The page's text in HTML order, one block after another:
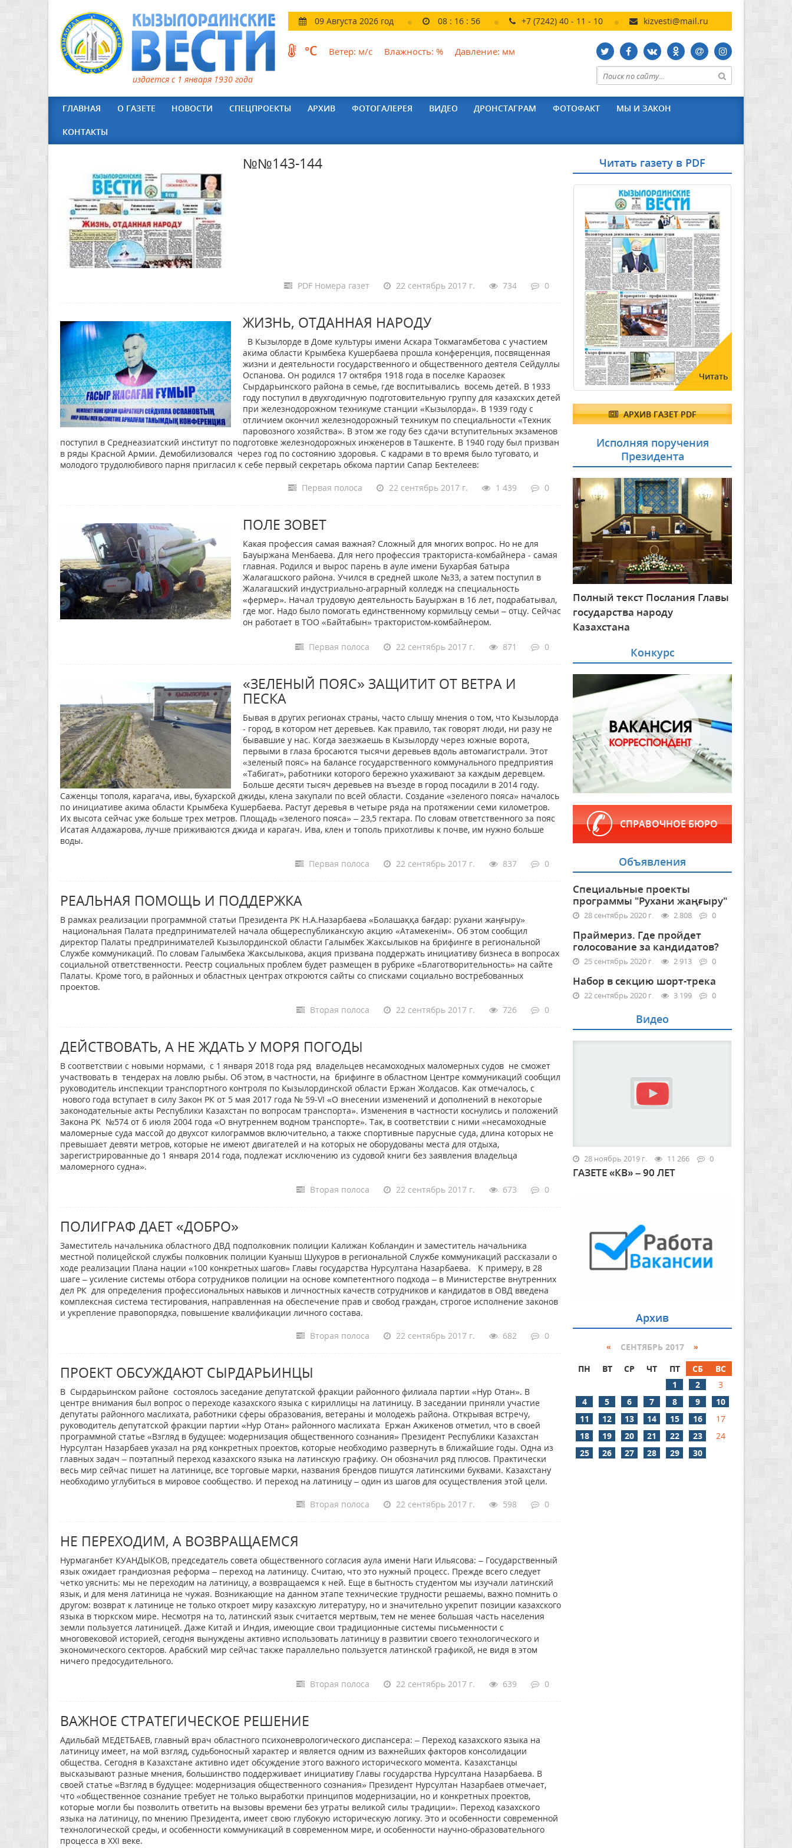
издается с 1 января 1930 года
09 Августа 2026 год 08 : 16 : 57 +7 (7242) 40 - 11 - 10 kizvesti@mail.ru
°C Ветер: м/с Влажность: % Давление: мм
ГЛАВНАЯ О ГАЗЕТЕ НОВОСТИ СПЕЦПРОЕКТЫ АРХИВ ФОТОГАЛЕРЕЯ ВИДЕО ДРОНСТАГРАМ ФОТОФАКТ МЫ И ЗАКОН
КОНТАКТЫ
№№143-144
PDF Номера газет 22 сентябрь 2017 г. 734 0
ЖИЗНЬ, ОТДАННАЯ НАРОДУ
В Кызылорде в Доме культуры имени Аскара Токмагамбетова с участием
акима области Крымбека Кушербаева прошла конференция, посвященная
жизни и деятельности государственного и общественного деятеля Сейдуллы
Оспанова. Он родился 17 октября 1918 года в поселке Караозек
Сырдарьинского района в семье, где воспитывались восемь детей. В 1933
году поступил в двухгодичную подготовительную группу для казахских детей
при железнодорожном техникуме станции «Кызылорда». В 1939 году с
отличием окончил железнодорожный техникум по специальности «Техник
паровозного хозяйства». В этом же году без сдачи вступительных экзаменов
поступил в Среднеазиатский институт по подготовке железнодорожных инженеров в Ташкенте. В 1940 году был призван
в ряды Красной Армии. Демобилизовался через год по состоянию здоровья. С кадрами в то время было туговато, и
молодого трудолюбивого парня пригласил к себе первый секретарь обкома партии Сапар Бектелеев:
Первая полоса 22 сентябрь 2017 г. 1 439 0
ПОЛЕ ЗОВЕТ
Какая профессия самая важная? Сложный для многих вопрос. Но не для
Бауыржана Менбаева. Для него профессия тракториста-комбайнера - самая
главная. Родился и вырос парень в ауле имени Бухарбая батыра
Жалагашского района. Учился в средней школе №33, а затем поступил в
Жалагашский индустриально-аграрный колледж на специальность
«фермер». Начал трудовую деятельность Бауыржан в 16 лет, подрабатывал,
где мог. Надо было помогать единственному кормильцу семьи – отцу. Сейчас
он работает в ТОО «Байтабын» трактористом-комбайнером.
Первая полоса 22 сентябрь 2017 г. 871 0
«ЗЕЛЕНЫЙ ПОЯС» ЗАЩИТИТ ОТ ВЕТРА И
ПЕСКА
Бывая в других регионах страны, часто слышу мнения о том, что Кызылорда
- город, в котором нет деревьев. Как правило, так говорят люди, ни разу не
бывавшие у нас. Когда заезжаешь в Кызылорду через южные ворота,
первыми в глаза бросаются тысячи деревьев вдоль автомагистрали. Этот
«зеленый пояс» на балансе государственного коммунального предприятия
«Табигат», работники которого бережно ухаживают за каждым деревцем.
Больше десяти тысяч деревьев на въезде в город посадили в 2014 году.
Саженцы тополя, карагача, ивы, бухарской джиды, клена закупали по всей области. Создание «зеленого пояса» началось
по инициативе акима области Крымбека Кушербаева. Растут деревья в четыре ряда на протяжении семи километров.
Их высота сейчас уже больше трех метров. Площадь «зеленого пояса» – 23,5 гектара. По словам ответственного за пояс
Исатая Алдажарова, лучше приживаются джида и карагач. Ива, клен и тополь прихотливы к почве, им нужно больше
воды.
Первая полоса 22 сентябрь 2017 г. 837 0
РЕАЛЬНАЯ ПОМОЩЬ И ПОДДЕРЖКА
В рамках реализации программной статьи Президента РК Н.А.Назарбаева «Болашаққа бағдар: рухани жаңғыру»
национальная Палата предпринимателей начала общереспубликанскую акцию «Атамекенiм». Об этом сообщил
директор Палаты предпринимателей Кызылординской области Галымбек Жаксылыков на брифинге в региональной
Службе коммуникаций. По словам Галымбека Жаксылыкова, акция призвана поддержать инициативу бизнеса в вопросах
социальной ответственности. Реестр социальных проблем будет размещен в рубрике «Благотворительность» на сайте
Палаты. Кроме того, в районных и областных центрах откроются сайты со списками социально востребованных
проектов.
Вторая полоса 22 сентябрь 2017 г. 726 0
ДЕЙСТВОВАТЬ, А НЕ ЖДАТЬ У МОРЯ ПОГОДЫ
В соответствии с новыми нормами, с 1 января 2018 года ряд владельцев несамоходных маломерных судов не сможет
участвовать в тендерах на ловлю рыбы. Об этом, в частности, на брифинге в областном Центре коммуникаций сообщил
руководитель инспекции транспортного контроля по Кызылординской области Ержан Жолдасов. Как отмечалось, с
нового года вступает в силу Закон РК от 5 мая 2017 года № 59-VI «О внесении изменений и дополнений в некоторые
законодательные акты Республики Казахстан по вопросам транспорта». Изменения в частности коснулись и положений
Закона РК №574 от 6 июля 2004 года «О внутреннем водном транспорте». Так, в соответствии с ними «несамоходные
маломерные суда массой до двухсот килограммов включительно, а также спортивные парусные суда, длина которых не
превышает девяти метров, которые не имеют двигателей и на которых не оборудованы места для отдыха,
зарегистрированные до 1 января 2014 года, подлежат исключению из судовой книги без заявления владельца
маломерного судна».
Вторая полоса 22 сентябрь 2017 г. 673 0
ПОЛИГРАФ ДАЕТ «ДОБРО»
Заместитель начальника областного ДВД подполковник полиции Калижан Кобландин и заместитель начальника
местной полицейской службы полковник полиции Куаныш Шукуров в региональной Службе коммуникаций рассказали о
ходе реализации Плана нации «100 конкретных шагов» Главы государства Нурсултана Назарбаева. К примеру, в 28
шаге – усиление системы отбора сотрудников полиции на основе компетентного подхода – в Министерстве внутренних
дел РК для определения профессиональных навыков и личностных качеств сотрудников и кандидатов в ОВД введена
комплексная система тестирования, направленная на обеспечение прав и свобод граждан, строгое исполнение законов
и укрепление правопорядка, повышение квалификации личного состава.
Вторая полоса 22 сентябрь 2017 г. 682 0
ПРОЕКТ ОБСУЖДАЮТ СЫРДАРЬИНЦЫ
В Сырдарьинском районе состоялось заседание депутатской фракции районного филиала партии «Нур Отан». В
центре внимания был вопрос о переходе казахского языка с кириллицы на латиницу. В заседании приняли участие
депутаты районного маслихата, работники сферы образования, ветераны и молодежь района. Открывая встречу,
руководитель депутатской фракции партии «Нур Отан» районного маслихата Ержан Ажикенов отметил, что в своей
программной статье «Взгляд в будущее: модернизация общественного сознания» Президент Республики Казахстан
Нурсултан Назарбаев указал на ряд конкретных проектов, которые необходимо развернуть в ближайшие годы. Одна из
главных задач – поэтапный переход казахского языка на латинскую графику. Он обозначил ряд плюсов. Практически
весь мир сейчас пишет на латинице, все торговые марки, названия брендов пишутся латинскими буквами. Казахстану
необходимо углубиться в мировое сообщество. И переход на латиницу – один из шагов для осуществления этой цели.
Вторая полоса 22 сентябрь 2017 г. 598 0
НЕ ПЕРЕХОДИМ, А ВОЗВРАЩАЕМСЯ
Нурмаганбет КУАНДЫКОВ, председатель совета общественного согласия аула имени Наги Ильясова: – Государственный
язык ожидает грандиозная реформа – переход на латиницу. Считаю, что это нужный процесс. Прежде всего следует
четко уяснить: мы не переходим на латиницу, а возвращаемся к ней. Еще в бытность студентом мы изучали латинский
язык, и для меня латиница не чужая. Возникающие на данном этапе технические трудности решаемы, важно помнить о
другом: возврат к латинице не только откроет миру казахскую литературу, но и значительно укрепит позиции казахского
языка в тюркском мире. Несмотря на то, латинский язык считается мертвым, тем не менее большая часть населения
земли пользуется латиницей. Даже Китай и Индия, имеющие свои традиционные системы письменности с
многовековой историей, сегодня вынуждены активно использовать латиницу в развитии своего технологического и
экономического секторов. Арабский мир сейчас также параллельно пользуется латинской графикой, не видя в этом
ничего предосудительного.
Вторая полоса 22 сентябрь 2017 г. 639 0
ВАЖНОЕ СТРАТЕГИЧЕСКОЕ РЕШЕНИЕ
Адильбай МЕДЕТБАЕВ, главный врач областного психоневрологического диспансера: – Переход казахского языка на
латиницу имеет, на мой взгляд, судьбоносный характер и является одним из важнейших факторов консолидации
общества. Сегодня в Казахстане активно идет обсуждение этого важного исторического момента. Казахстанцы
высказывают разные мнения, большинство поддерживает инициативу Главы государства Нурсултана Назарбаева. В
своей статье «Взгляд в будущее: модернизация общественного сознания» Президент Нурсултан Назарбаев отмечает,
что «общественное сознание требует не только выработки принципов модернизации, но и конкретных проектов,
которые могли бы позволить ответить на вызовы времени без утраты великой силы традиции». Переход казахского
языка на латиницу, по мнению Президента, имеет свою глубокую историческую логику. Это и особенности современной
технологической среды, и особенности коммуникаций в современном мире, и особенности научно-образовательного
процесса в XXI веке.
Читать газету в PDF
Читать
АРХИВ ГАЗЕТ PDF
Исполняя поручения
Президента
Полный текст Послания Главы
государства народу
Казахстана
Конкурс
СПРАВОЧНОЕ БЮРО
Объявления
Специальные проекты
программы "Рухани жаңғыру"
28 сентябрь 2020 г. 2 808 0
Праймериз. Где пройдет
голосование за кандидатов?
25 сентябрь 2020 г. 2 913 0
Набор в секцию шорт-трека
22 сентябрь 2020 г. 3 199 0
Видео
28 ноябрь 2019 г. 11 266 0
ГАЗЕТЕ «КВ» – 90 ЛЕТ
Архив
« СЕНТЯБРЬ 2017 »
ПН
ВТ СР ЧТ ПТ СБ
ВС
1
2
3
4
5 6 7 8 9
10
11
12 13 14 15 16
17
18
19 20 21 22 23
24
25
26 27 28 29 30